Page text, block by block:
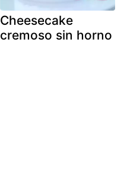
Cheesecake
cremoso sin horno